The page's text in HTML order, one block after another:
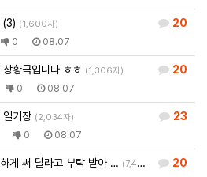
20
(3) (1,600자)
0 08.07
20
황극입니다 ㅎㅎ (1,306자)
0 08.07
23
일기장 (2,034자)
0 08.07
20
게 써 달라고 부탁 받아 … (7,403자)